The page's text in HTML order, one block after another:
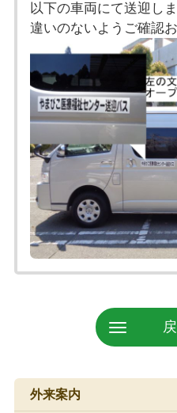
以下の車両にて送迎し
違いのないようご確認
外来案内